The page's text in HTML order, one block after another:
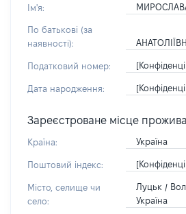
Ім'я:
По батькові (за
наявності):
Податковий номер:
Дата народження:
Зареєстроване місце
Країна: Україна
Поштовий індекс:
Місто, селище чи
село:
Луцьк /
Україна